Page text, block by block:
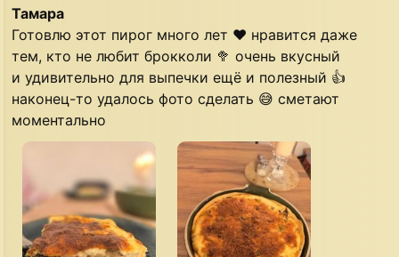
Тамара
Готовлю этот пирог много лет ❤️ нравится даже
тем, кто не любит брокколи 🥦 очень вкусный
и удивительно для выпечки ещё и полезный 👍
наконец-то удалось фото сделать 😅 сметают
моментально